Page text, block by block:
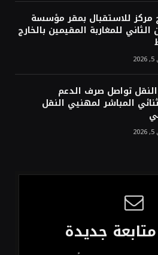
مركز للاستقبال بمقر مؤسسة
للمغاربة المقيمين بالخارج
النقل تواصل صرف الدعم
المباشر لمهنيي النقل
جديدة